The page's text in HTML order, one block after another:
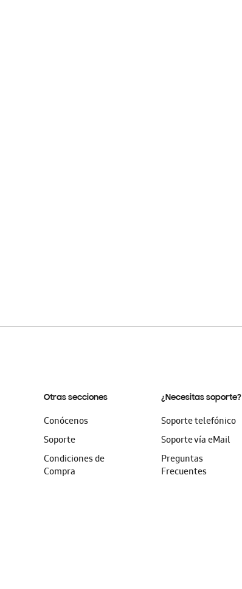
Otras secciones
Conócenos
Soporte
Condiciones de
Compra
¿Necesitas soporte?
Soporte telefónico
Soporte vía eMail
Preguntas
Frecuentes